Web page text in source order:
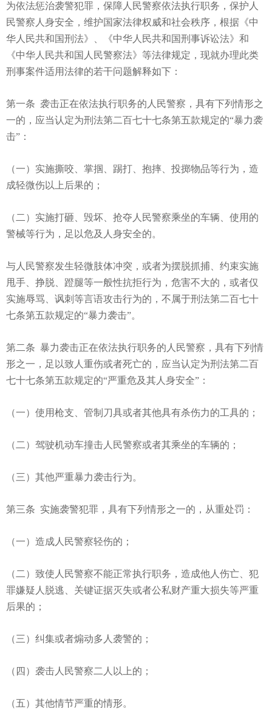
为依法惩治袭警犯罪，保障人民警察依法执行职务，保护人
民警察人身安全，维护国家法律权威和社会秩序，根据《中
华人民共和国刑法》、《中华人民共和国刑事诉讼法》和
《中华人民共和国人民警察法》等法律规定，现就办理此类
刑事案件适用法律的若干问题解释如下：
第一条 袭击正在依法执行职务的人民警察，具有下列情形之
一的，应当认定为刑法第二百七十七条第五款规定的“暴力袭
击”：
（一）实施撕咬、掌掴、踢打、抱摔、投掷物品等行为，造
成轻微伤以上后果的；
（二）实施打砸、毁坏、抢夺人民警察乘坐的车辆、使用的
警械等行为，足以危及人身安全的。
与人民警察发生轻微肢体冲突，或者为摆脱抓捕、约束实施
甩手、挣脱、蹬腿等一般性抗拒行为，危害不大的，或者仅
实施辱骂、讽刺等言语攻击行为的，不属于刑法第二百七十
七条第五款规定的“暴力袭击”。
第二条 暴力袭击正在依法执行职务的人民警察，具有下列情
形之一，足以致人重伤或者死亡的，应当认定为刑法第二百
七十七条第五款规定的“严重危及其人身安全”：
（一）使用枪支、管制刀具或者其他具有杀伤力的工具的；
（二）驾驶机动车撞击人民警察或者其乘坐的车辆的；
（三）其他严重暴力袭击行为。
第三条 实施袭警犯罪，具有下列情形之一的，从重处罚：
（一）造成人民警察轻伤的；
（二）致使人民警察不能正常执行职务，造成他人伤亡、犯
罪嫌疑人脱逃、关键证据灭失或者公私财产重大损失等严重
后果的；
（三）纠集或者煽动多人袭警的；
（四）袭击人民警察二人以上的；
（五）其他情节严重的情形。